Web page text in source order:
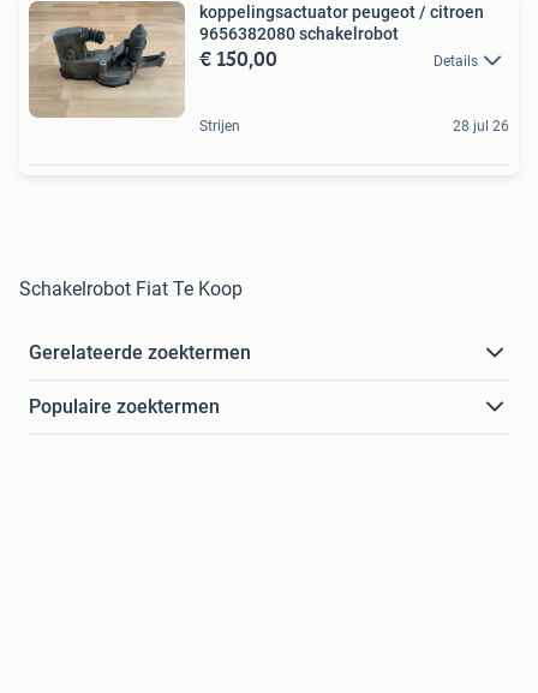
koppelingsactuator peugeot / citroen
9656382080 schakelrobot
€ 150,00 Details
Strijen 28 jul 26
Schakelrobot Fiat Te Koop
Gerelateerde zoektermen
Populaire zoektermen